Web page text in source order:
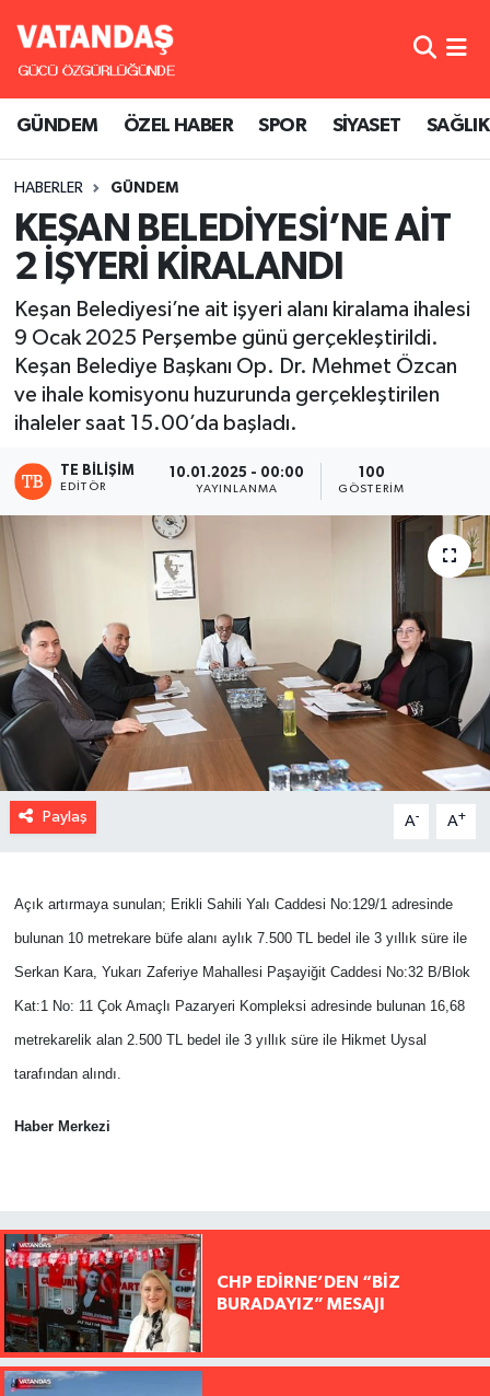
GÜNDEM ÖZEL HABER SPOR SİYASET SAĞLIK
HABERLER GÜNDEM
KEŞAN BELEDİYESİ’NE AİT
2 İŞYERİ KİRALANDI
Keşan Belediyesi’ne ait işyeri alanı kiralama ihalesi
9 Ocak 2025 Perşembe günü gerçekleştirildi.
Keşan Belediye Başkanı Op. Dr. Mehmet Özcan
ve ihale komisyonu huzurunda gerçekleştirilen
ihaleler saat 15.00’da başladı.
TE BILIŞIM
EDITÖR
10.01.2025 - 00:00
YAYINLANMA
100
GÖSTERIM
Paylaş A- A+
Açık artırmaya sunulan; Erikli Sahili Yalı Caddesi No:129/1 adresinde
bulunan 10 metrekare büfe alanı aylık 7.500 TL bedel ile 3 yıllık süre ile
Serkan Kara, Yukarı Zaferiye Mahallesi Paşayiğit Caddesi No:32 B/Blok
Kat:1 No: 11 Çok Amaçlı Pazaryeri Kompleksi adresinde bulunan 16,68
metrekarelik alan 2.500 TL bedel ile 3 yıllık süre ile Hikmet Uysal
tarafından alındı.
Haber Merkezi
CHP EDİRNE’DEN “BİZ
BURADAYIZ” MESAJI
GÜNDEM
SPOR
SİYASET
SAĞLIK
Hava Durumu
Süper Lig Puan Durumu ve Fikstür
Tüm Manşetler
Son Dakika Haberleri
Haber Arşivi